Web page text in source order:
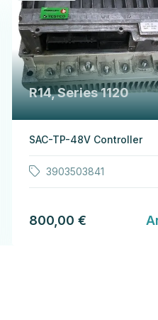
R14, Series 1120
SAC-TP-48V Controller
3903503841
800,00 €